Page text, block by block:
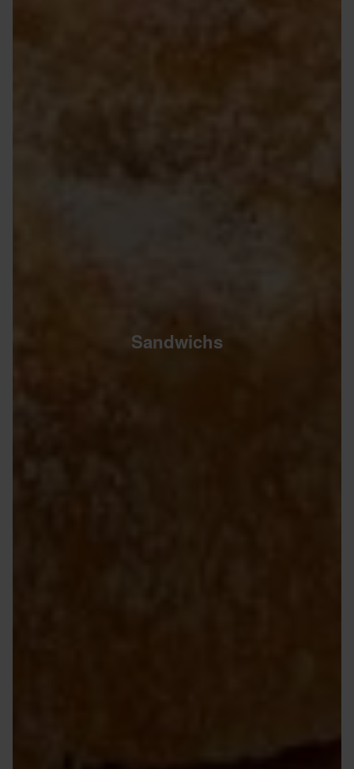
Sandwichs